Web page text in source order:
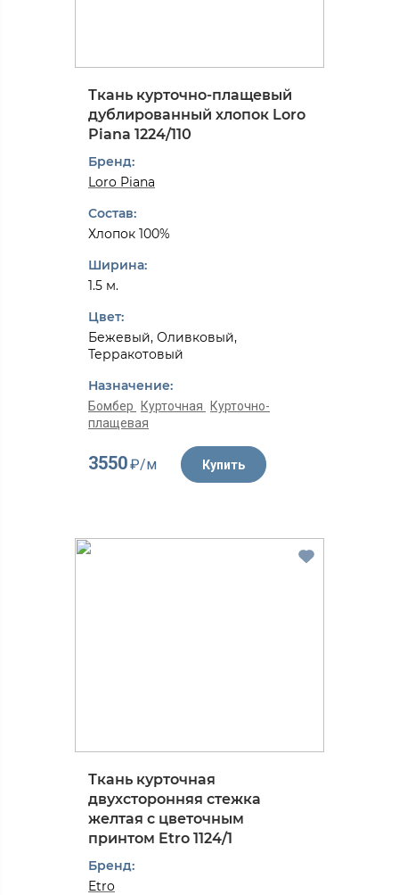
Ткань курточно-плащевый
дублированный хлопок Loro
Piana 1224/110
Бренд:
Loro Piana
Состав:
Хлопок 100%
Ширина:
1.5 м.
Цвет:
Бежевый, Оливковый,
Терракотовый
Назначение:
Бомбер Курточная
Курточно-
плащевая
3550₽/м Купить
Ткань курточная
двухсторонняя стежка
желтая с цветочным
принтом Etro 1124/1
Бренд:
Etro